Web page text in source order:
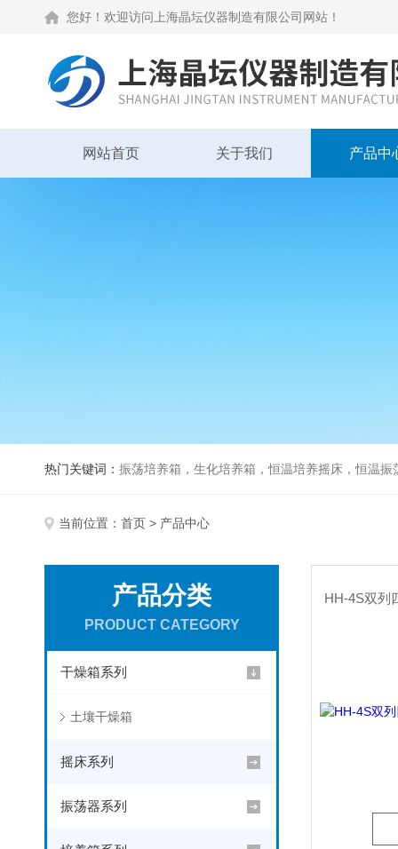
您好！欢迎访问上海晶坛仪器制造有限公司网站！
网站首页 关于我们 产品中
热门关键词： 振荡培养箱，生化培养箱，恒温培养摇床，恒温振荡器
当前位置： 首页 > 产品中心
产品分类
PRODUCT CATEGORY
干燥箱系列
土壤干燥箱
摇床系列
振荡器系列